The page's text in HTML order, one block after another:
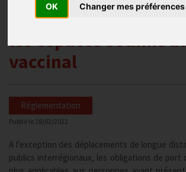
OK Changer mes préférences
Fin du port du
les espaces soumis
vaccinal
Réglementation
Publié le 28/02/2022
A l’exception des déplacements de longue
publics interrégionaux, les obligations de port